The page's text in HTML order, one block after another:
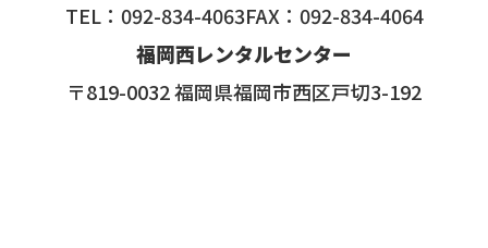
TEL：092-834-4063FAX：092-834-4064
福岡西レンタルセンター
〒819-0032 福岡県福岡市西区戸切3-192